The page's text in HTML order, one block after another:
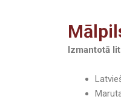
Izmantotā